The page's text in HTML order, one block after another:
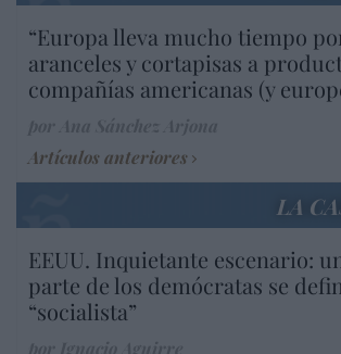
“Europa lleva mucho tiempo
aranceles y cortapisas a
compañías americanas (y
Artículos anteriores
LA
EEUU. Inquietante escenario:
parte de los demócratas se
“socialista”